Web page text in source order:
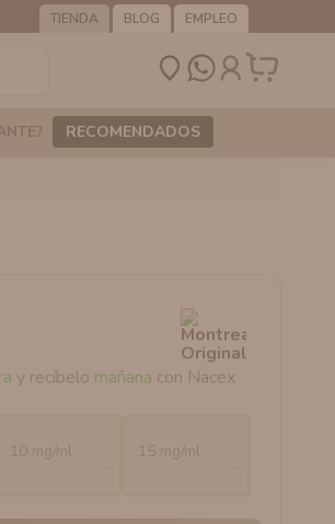
TIENDA BLOG EMPLEO
RECOMENDADOS
y recíbelo mañana con Nacex
10 mg/ml 15 mg/ml